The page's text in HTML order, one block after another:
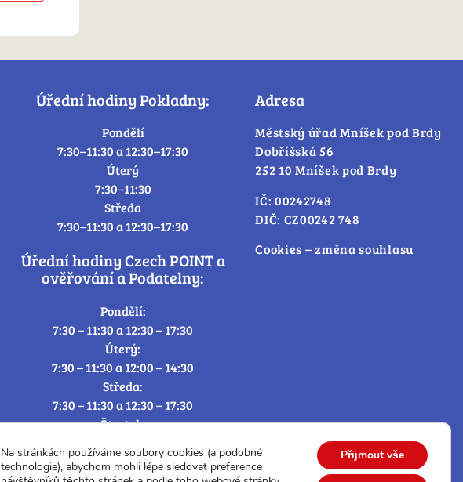
Úřední hodiny Pokladny:
Pondělí
7:30–11:30 a 12:30–17:30
Úterý
7:30–11:30
Středa
7:30–11:30 a 12:30–17:30
Úřední hodiny Czech POINT a
ověřování a Podatelny:
Pondělí:
7:30 – 11:30 a 12:30 – 17:30
Úterý:
7:30 – 11:30 a 12:00 – 14:30
Středa:
7:30 – 11:30 a 12:30 – 17:30
Čtvrtek:
Pátek:
Adresa
Městský úřad Mníšek pod Brdy
Dobříšská 56
252 10 Mníšek pod Brdy
IČ: 00242748
DIČ: CZ00242 748
Cookies – změna souhlasu
Na stránkách používáme soubory cookies (a podobné
technologie), abychom mohli lépe sledovat preference
Přijmout vše